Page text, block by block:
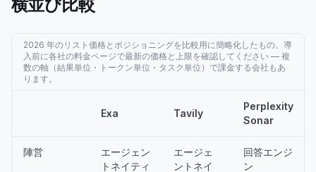
横並び比較
2026 年のリスト価格とポジショニングを比較用に簡略化したもの。導
入前に各社の料金ページで最新の価格と上限を確認してください — 複
数の軸（結果単位・トークン単位・タスク単位）で課金する会社もあ
ります。
Exa Tavily
Perplexity
Sonar
陣営
エージェン
トネイティ
エージェ
ントネイ
回答エンジ
ン